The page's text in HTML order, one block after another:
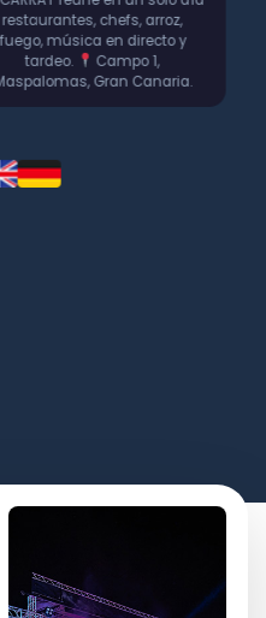
restaurantes, chefs, arroz,
fuego, música en directo y
tardeo.
Campo 1,
Gran Canaria.